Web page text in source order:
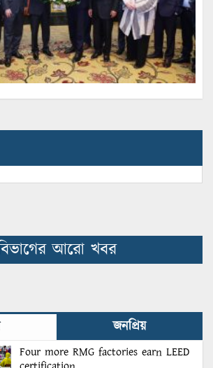
আরো খবর
জনপ্রিয়
Four more RMG factories earn LEED